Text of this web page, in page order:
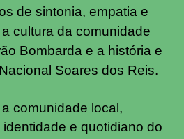
de sintonia, empatia e
cultura da comunidade
Bombarda e a história e
Soares dos Reis.
comunidade local,
e quotidiano do